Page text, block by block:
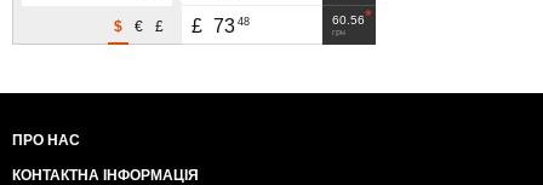
£
€
$ 60.56
грн
£ 73 48
ПРО НАС
КОНТАКТНА ІНФОРМАЦІЯ